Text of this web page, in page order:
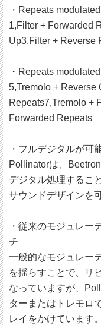
・Repeats
1,Filter + Forwarded
Up3,Filter + Reverse
・Repeats
5,Tremolo + Reverse
Repeats7,Tremolo +
Forwarded Repeats
・フルデジタルが可
Pollinatorは、
デジタル処理するこ
サウンドデザインを
・従来のモジュレー
チ
一般的なモジュレー
を揺らすことで、リ
なっていますが、
ターまたはトレモロ
レイをかけています